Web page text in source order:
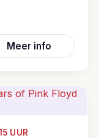
Meer info
UUR